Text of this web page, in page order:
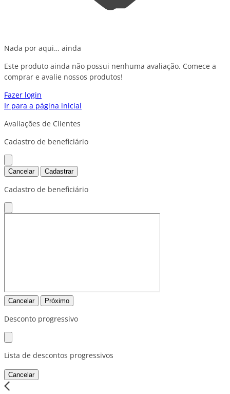
Nada por aqui… ainda
Este produto ainda não possui nenhuma avaliação. Comece a
comprar e avalie nossos produtos!
Fazer login
Ir para a página inicial
Avaliações de Clientes
Cadastro de beneficiário
Cancelar Cadastrar
Cadastro de beneficiário
Cancelar Próximo
Desconto progressivo
Lista de descontos progressivos
Cancelar